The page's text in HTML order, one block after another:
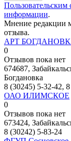
Пользовательским
информации.
Мнение редакции
отзыва.
АРТ
0
Отзывов пока нет
674687,
Богдановка
8 (30245) 5-32-42,
ОАО ИЛИМСКОЕ
0
Отзывов пока нет
673424,
8 (30242) 5-83-24